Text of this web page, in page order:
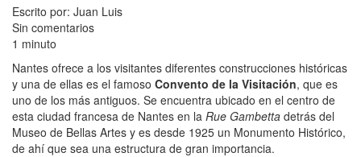
Escrito por: Juan Luis
Sin comentarios
1 minuto
Nantes ofrece a los visitantes diferentes construcciones históricas
y una de ellas es el famoso Convento de la Visitación, que es
uno de los más antiguos. Se encuentra ubicado en el centro de
esta ciudad francesa de Nantes en la Rue Gambetta detrás del
Museo de Bellas Artes y es desde 1925 un Monumento Histórico,
de ahí que sea una estructura de gran importancia.